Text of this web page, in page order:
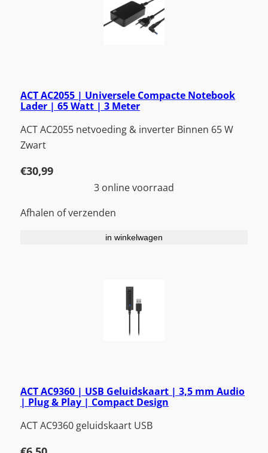
ACT AC2055 | Universele Compacte Notebook
Lader | 65 Watt | 3 Meter
ACT AC2055 netvoeding & inverter Binnen 65 W
Zwart
€30,99
3 online voorraad
Afhalen of verzenden
in winkelwagen
ACT AC9360 | USB Geluidskaart | 3,5 mm Audio
| Plug & Play | Compact Design
ACT AC9360 geluidskaart USB